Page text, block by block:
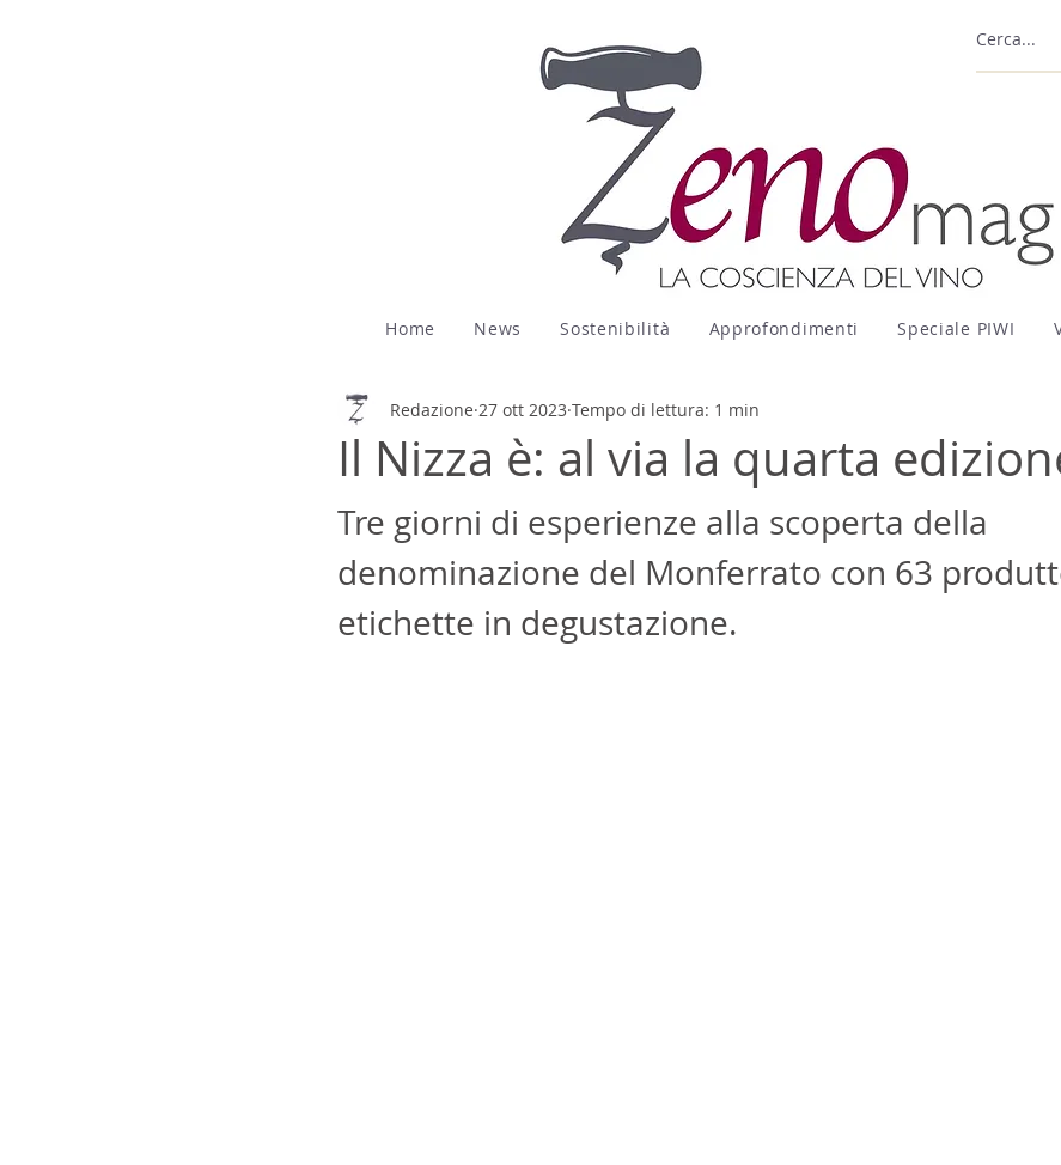
Home News Sostenibilità Approfondimenti Speciale PIWI
Il Nizza è: al via la quarta
Redazione 27 ott 2023 Tempo di lettura: 1 min
Tre giorni di esperienze alla scoperta della
denominazione del Monferrato con 63
etichette in degustazione.